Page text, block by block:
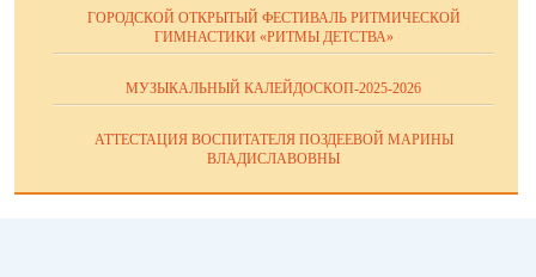
ГОРОДСКОЙ ОТКРЫТЫЙ ФЕСТИВАЛЬ РИТМИЧЕСКОЙ
ГИМНАСТИКИ «РИТМЫ ДЕТСТВА»
МУЗЫКАЛЬНЫЙ КАЛЕЙДОСКОП-2025-2026
АТТЕСТАЦИЯ ВОСПИТАТЕЛЯ ПОЗДЕЕВОЙ МАРИНЫ
ВЛАДИСЛАВОВНЫ